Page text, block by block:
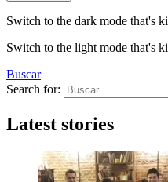
Switch to the dark mode that's
Switch to the light mode that's
Buscar
Search for:
Latest stories